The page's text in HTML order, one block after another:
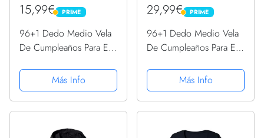
15,99€ PRIME
PRIME
96+1 Dedo Medio Vela
De Cumpleaños Para El
Camiseta sin Mangas
Más Info
29,99€ PRIME
PRIME
96+1 Dedo Medio Vela
De Cumpleaños Para El
Sudadera con Capucha
Más Info